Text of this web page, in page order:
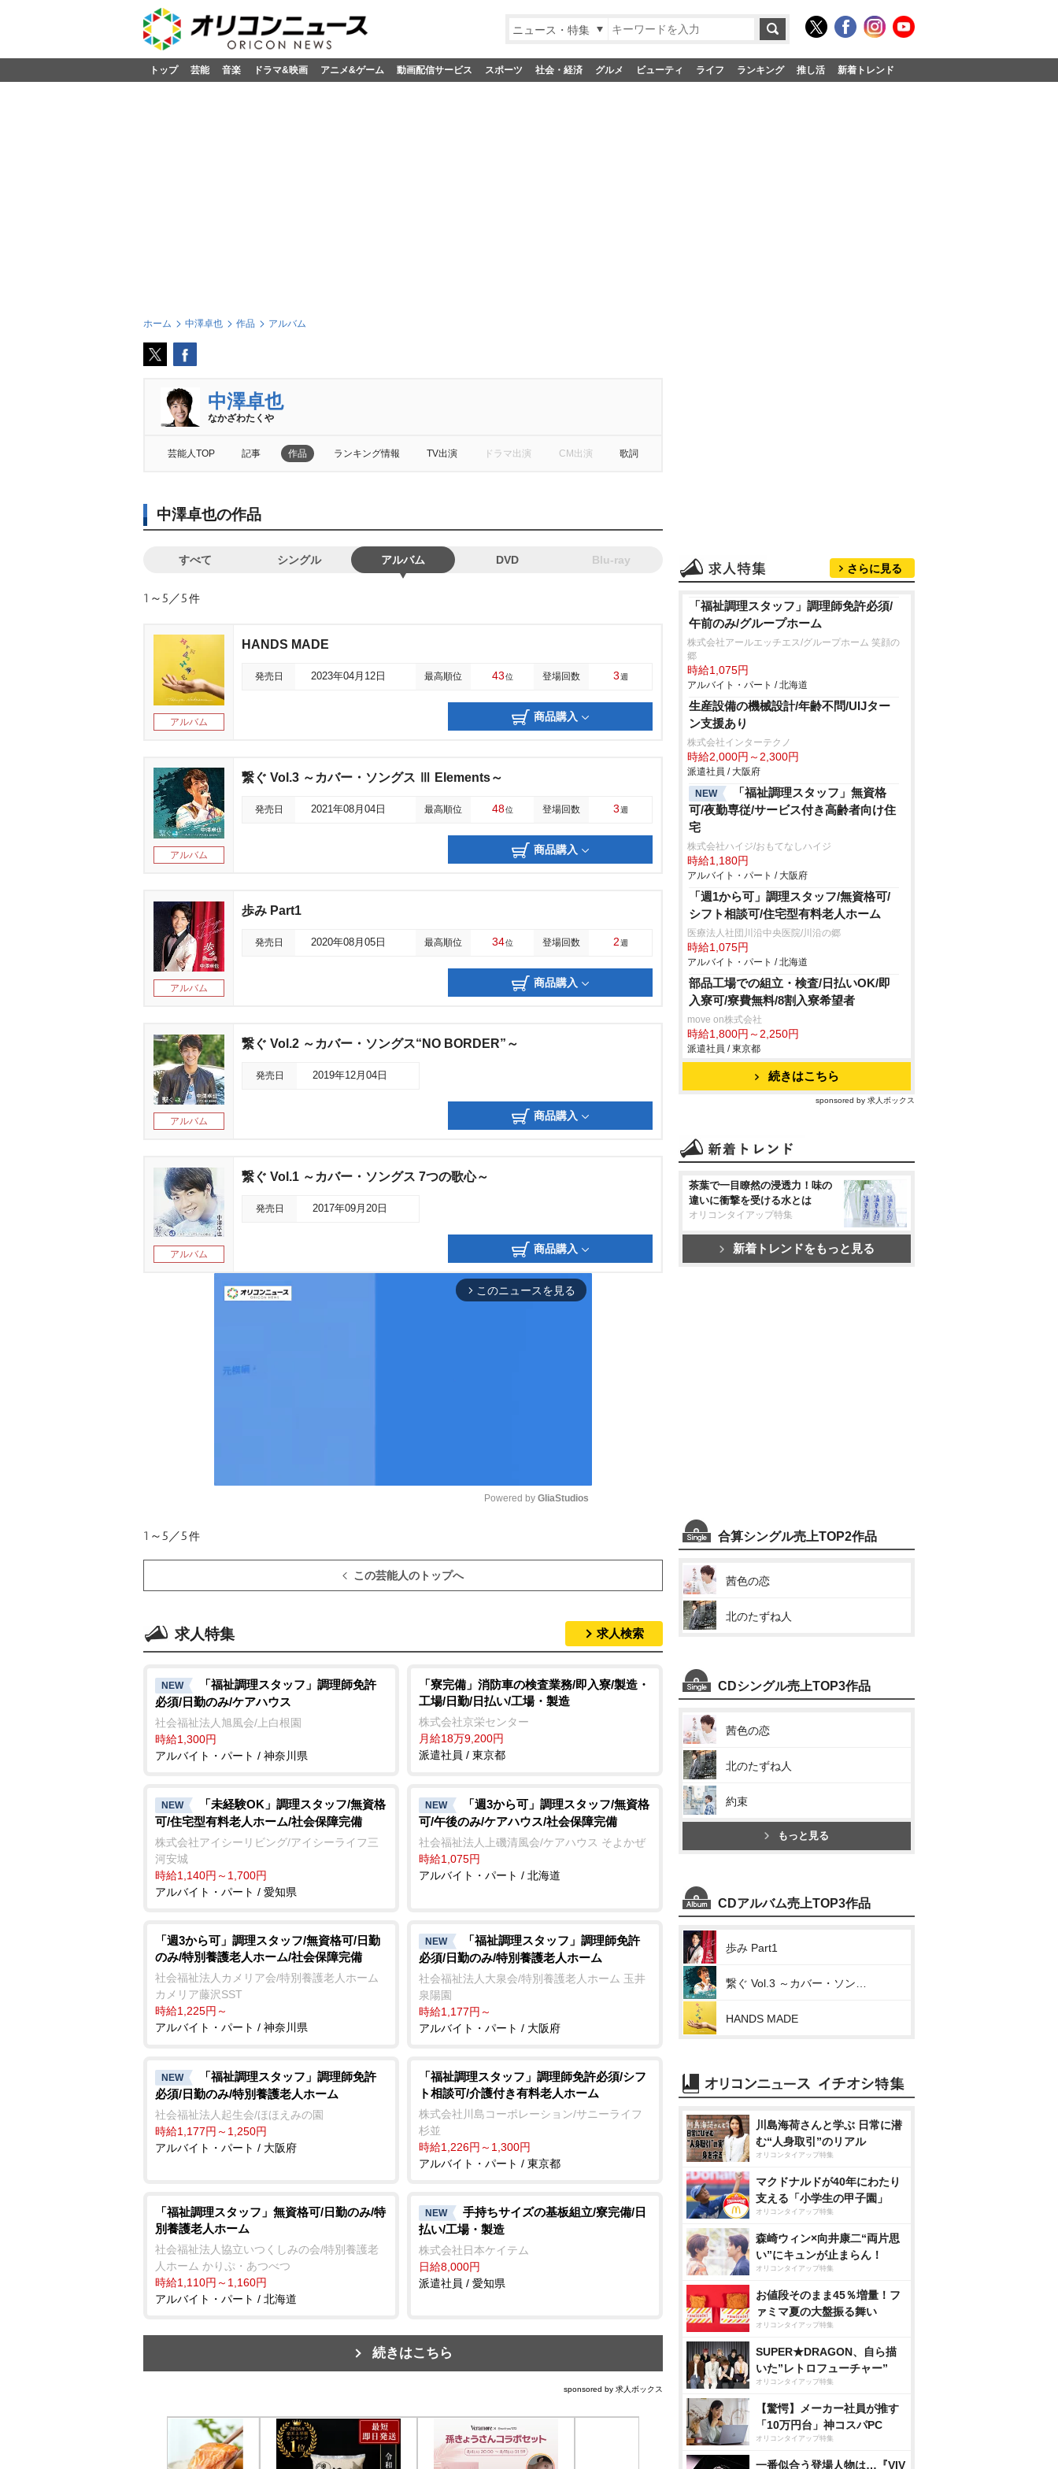
ニュース・特集
トップ 芸能 音楽 ドラマ&映画 アニメ&ゲーム 動画配信サービス スポーツ 社会・経済 グルメ ビューティ ライフ ランキング 推し活 新着トレンド
ホーム 中澤卓也 作品 アルバム
中澤卓也
なかざわたく
芸能人TOP 記事 作品 ランキング情報 TV出演 ドラマ出演 CM出演 歌詞
中澤卓也の作品
すべて シングル アルバム DVD Blu-ray
1～5／5件
アルバム
HANDS MADE
発売日 2023年04月12日 最高順位 43位 登場回数 3週
商品購入
アルバム
繋ぐ Vol.3 ～カバー・ソングス Ⅲ Elements～
発売日 2021年08月04日 最高順位 48位 登場回数 3週
商品購入
アルバム
歩み Part1
発売日 2020年08月05日 最高順位 34位 登場回数 2週
商品購入
アルバム
繋ぐ Vol.2 ～カバー・ソングス“NO BORDER”～
発売日 2019年12月04日
商品購入
アルバム
繋ぐ Vol.1 ～カバー・ソングス 7つの歌心～
発売日 2017年09月20日
商品購入
arrow_forward_ios このニュースを見る
u
Powered by GliaStudios
1～5／5件
この芸能人のトップへ
求人特集 求人検索
NEW
「福祉調理スタッフ」調理師免許
必須/日勤のみ/ケアハウス
社会福祉法人旭風会/上白根園
時給1,300円
アルバイト・パート / 神奈川県
「寮完備」消防車の検査業務/即入寮/製造・
工場/日勤/日払い/工場・製造
株式会社京栄センター
月給18万9,200円
派遣社員 / 東京都
NEW
「未経験OK」調理スタッフ/無資格
可/住宅型有料老人ホーム/社会保障完備
株式会社アイシーリビング/アイシーライフ三
河安城
時給1,140円～1,700円
アルバイト・パート / 愛知県
NEW
「週3から可」調理スタッフ/無資格
可/午後のみ/ケアハウス/社会保障完備
社会福祉法人上磯清風会/ケアハウス そよかぜ
時給1,075円
アルバイト・パート / 北海道
「週3から可」調理スタッフ/無資格可/日勤
のみ/特別養護老人ホーム/社会保障完備
社会福祉法人カメリア会/特別養護老人ホーム
カメリア藤沢SST
時給1,225円～
アルバイト・パート / 神奈川県
NEW
「福祉調理スタッフ」調理師免許
必須/日勤のみ/特別養護老人ホーム
社会福祉法人大泉会/特別養護老人ホーム 玉井
泉陽園
時給1,177円～
アルバイト・パート / 大阪府
NEW
「福祉調理スタッフ」調理師免許
必須/日勤のみ/特別養護老人ホーム
社会福祉法人起生会/ほほえみの園
時給1,177円～1,250円
アルバイト・パート / 大阪府
「福祉調理スタッフ」調理師免許必須/シフ
ト相談可/介護付き有料老人ホーム
株式会社川島コーポレーション/サニーライフ
杉並
時給1,226円～1,300円
アルバイト・パート / 東京都
「福祉調理スタッフ」無資格可/日勤のみ/特
別養護老人ホーム
社会福祉法人協立いつくしみの会/特別養護老
人ホーム かりぷ・あつべつ
時給1,110円～1,160円
アルバイト・パート / 北海道
NEW
手持ちサイズの基板組立/寮完備/日
払い/工場・製造
株式会社日本ケイテム
日給8,000円
派遣社員 / 愛知県
続きはこちら
sponsored by 求人ボックス
さらに見る
「福祉調理スタッフ」調理師免許必須/
午前のみ/グループホーム
株式会社アールエッチエス/グループホーム 笑顔の
郷
時給1,075円
アルバイト・パート / 北海道
生産設備の機械設計/年齢不問/UIJター
ン支援あり
株式会社インターテクノ
時給2,000円～2,300円
派遣社員 / 大阪府
NEW
「福祉調理スタッフ」無資格
可/夜勤専従/サービス付き高齢者向け住
宅
株式会社ハイジ/おもてなしハイジ
時給1,180円
アルバイト・パート / 大阪府
「週1から可」調理スタッフ/無資格可/
シフト相談可/住宅型有料老人ホーム
医療法人社団川沿中央医院/川沿の郷
時給1,075円
アルバイト・パート / 北海道
部品工場での組立・検査/日払いOK/即
入寮可/寮費無料/8割入寮希望者
move on株式会社
時給1,800円～2,250円
派遣社員 / 東京都
続きはこちら
sponsored by 求人ボックス
茶葉で一目瞭然の浸透力！味の
違いに衝撃を受ける水とは
オリコンタイアップ特集
新着トレンドをもっと見る
合算シングル売上TOP2作品
茜色の恋
北のたずね人
CDシングル売上TOP3作品
茜色の恋
北のたずね人
約束
もっと見る
CDアルバム売上TOP3作品
歩み Part1
HANDS MADE
川島海荷さんと学ぶ 日常に潜
む“人身取引”のリアル
オリコンタイアップ特集
マクドナルドが40年にわたり
支える「小学生の甲子園」
オリコンタイアップ特集
森崎ウィン×向井康二“両片思
い”にキュンが止まらん！
オリコンタイアップ特集
お値段そのまま45％増量！フ
ァミマ夏の大盤振る舞い
オリコンタイアップ特集
SUPER★DRAGON、自ら描
いた”レトロフューチャー”
オリコンタイアップ特集
【驚愕】メーカー社員が推す
「10万円台」神コスパPC
オリコンタイアップ特集
一番似合う登場人物は…『VIV